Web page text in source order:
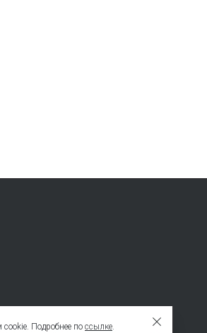
Подробнее по ссылке